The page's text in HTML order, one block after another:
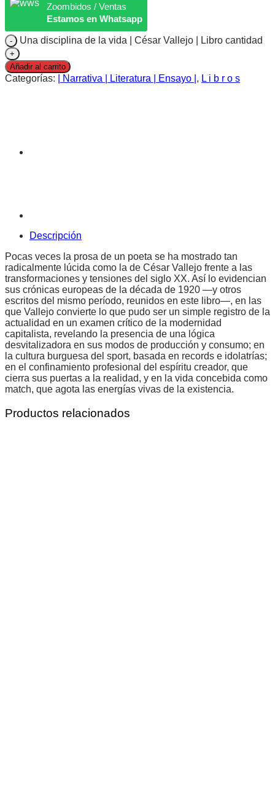
Zoombidos / Ventas
Estamos en Whatsapp
Una disciplina de la vida | César Vallejo | Libro cantidad
Añadir al carrito
Categorías: | Narrativa | Literatura | Ensayo | , L i b r o s
Descripción
Pocas veces la prosa de un poeta se ha mostrado tan
radicalmente lúcida como la de César Vallejo frente a las
transformaciones y tensiones del siglo XX. Así lo evidencian
sus crónicas europeas de la década de 1920 —y otros
escritos del mismo período, reunidos en este libro—, en las
que Vallejo convierte lo que pudo ser un simple registro de la
actualidad en un examen crítico de la modernidad
capitalista, revelando la presencia de una lógica
desvitalizadora en sus modos de producción y consumo; en
la cultura burguesa del sport, basada en records e idolatrías;
en el confinamiento profesional del espíritu creador, que
cierra sus puertas a la realidad, y en la vida concebida como
match, que agota las energías vivas de la existencia.
Productos relacionados